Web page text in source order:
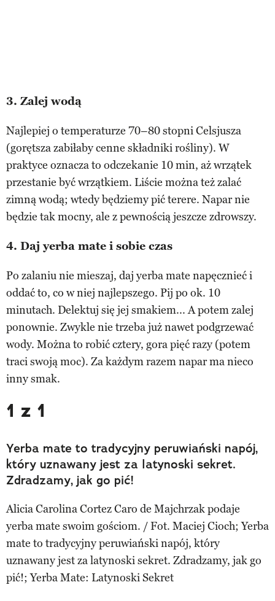
3. Zalej wodą
Najlepiej o temperaturze 70–80 stopni Celsjusza
(gorętsza zabiłaby cenne składniki rośliny). W
praktyce oznacza to odczekanie 10 min, aż wrzątek
przestanie być wrzątkiem. Liście można też zalać
zimną wodą; wtedy będziemy pić terere. Napar nie
będzie tak mocny, ale z pewnością jeszcze zdrowszy.
4. Daj yerba mate i sobie czas
Po zalaniu nie mieszaj, daj yerba mate napęcznieć i
oddać to, co w niej najlepszego. Pij po ok. 10
minutach. Delektuj się jej smakiem... A potem zalej
ponownie. Zwykle nie trzeba już nawet podgrzewać
wody. Można to robić cztery, gora pięć razy (potem
traci swoją moc). Za każdym razem napar ma nieco
inny smak.
1 z 1
Yerba mate to tradycyjny peruwiański napój,
który uznawany jest za latynoski sekret.
Zdradzamy, jak go pić!
Alicia Carolina Cortez Caro de Majchrzak podaje
yerba mate swoim gościom. / Fot. Maciej Cioch; Yerba
mate to tradycyjny peruwiański napój, który
uznawany jest za latynoski sekret. Zdradzamy, jak go
pić!; Yerba Mate: Latynoski Sekret